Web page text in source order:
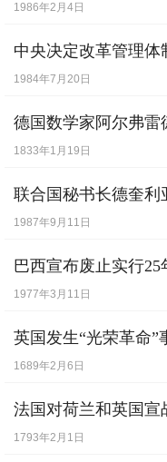
1986年2月4日
中央决定改革管理体
1984年7月20日
德国数学家阿尔弗雷
1833年1月19日
联合国秘书长德奎利
1987年9月11日
巴西宣布废止实行
1977年3月11日
英国发生“光荣革命”
1689年2月6日
法国对荷兰和英国宣
1793年2月1日